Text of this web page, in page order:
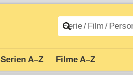
Serien A–Z Filme A–Z